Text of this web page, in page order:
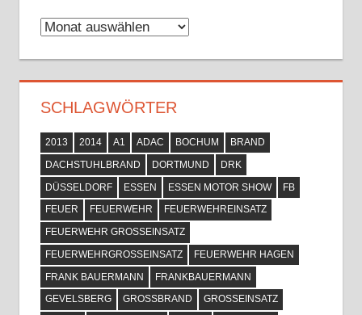
Archiv
SCHLAGWÖRTER
2013 2014 A1 ADAC BOCHUM
BRAND
DACHSTUHLBRAND
DORTMUND
DRK
DÜSSELDORF
ESSEN ESSEN MOTOR SHOW
FB
FEUER
FEUERWEHR
FEUERWEHREINSATZ
FEUERWEHR GROSSEINSATZ
FEUERWEHRGROSSEINSATZ
FEUERWEHR HAGEN
FRANK BAUERMANN
FRANKBAUERMANN
GEVELSBERG
GROSSBRAND
GROSSEINSATZ